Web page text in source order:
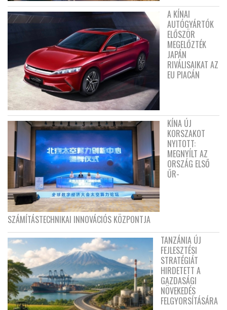
A KÍNAI
AUTÓGYÁRTÓK
ELŐSZÖR
MEGELŐZTÉK
JAPÁN
RIVÁLISAIKAT AZ
EU PIACÁN
KÍNA ÚJ
KORSZAKOT
NYITOTT:
MEGNYÍLT AZ
ORSZÁG ELSŐ
ŰR-
SZÁMÍTÁSTECHNIKAI INNOVÁCIÓS KÖZPONTJA
TANZÁNIA ÚJ
FEJLESZTÉSI
STRATÉGIÁT
HIRDETETT A
GAZDASÁGI
NÖVEKEDÉS
FELGYORSÍTÁSÁRA